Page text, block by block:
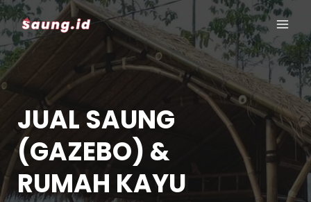
JUAL SAUNG
(GAZEBO) &
RUMAH KAYU